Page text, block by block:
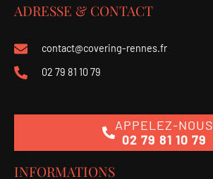
ADRESSE & CONTACT
contact@covering-rennes.fr
02 79 81 10 79
APPELEZ-NOUS
02 79 81 10 79
INFORMATIONS